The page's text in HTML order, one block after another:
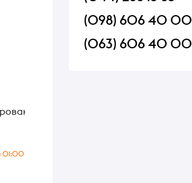
год.
(098) 606 40 00
(063) 606 40 00